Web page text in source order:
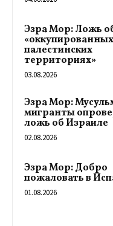
Эзра Мор: Ложь
«оккупированных
палестинских
территориях»
03.08.2026
Эзра Мор:
мигранты
ложь об Израиле
02.08.2026
Эзра Мор: Добро
пожаловать в
01.08.2026